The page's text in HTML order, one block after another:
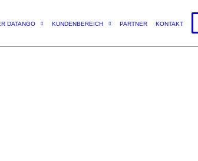
DATANGO KUNDENBEREICH PARTNER KONTAKT